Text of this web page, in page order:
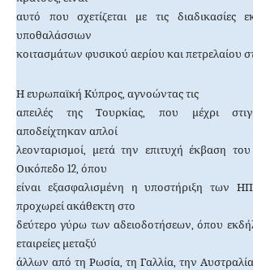
αυτό που σχετίζεται με τις διαδικασίες
υποθαλάσσιων
κοιτασμάτων φυσικού αερίου και πετρελαίου
Η ευρωπαϊκή Κύπρος, αγνοώντας τις
απειλές της Τουρκίας, που μέχρι
αποδείχτηκαν απλοί
λεονταρισμοί, μετά την επιτυχή έκβαση του
Οικόπεδο 12, όπου
είναι εξασφαλισμένη η υποστήριξη των
προχωρεί ακάθεκτη στο
δεύτερο γύρω των αδειοδοτήσεων, όπου
εταιρείες μεταξύ
άλλων από τη Ρωσία, τη Γαλλία, την